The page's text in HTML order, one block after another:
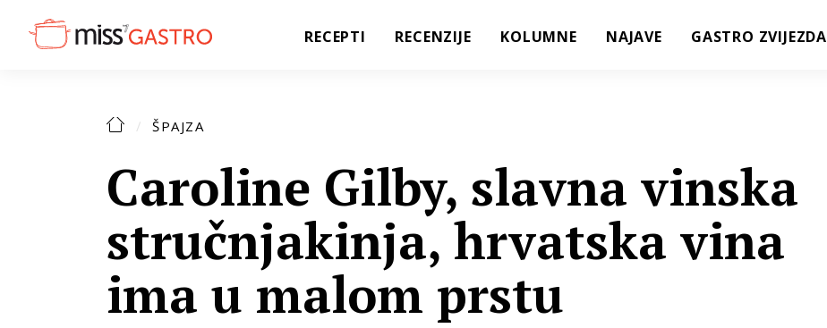
RECEPTI RECENZIJE KOLUMNE NAJAVE GASTRO ZVIJEZDA
ŠPAJZA
Caroline Gilby, slavna vinska
stručnjakinja, hrvatska vina
ima u malom prstu